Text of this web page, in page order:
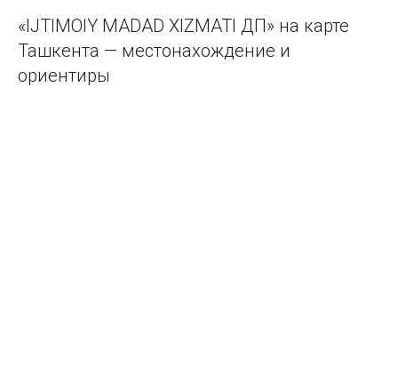
«IJTIMOIY MADAD XIZMATI ДП» на карте
Ташкента — местонахождение и
ориентиры